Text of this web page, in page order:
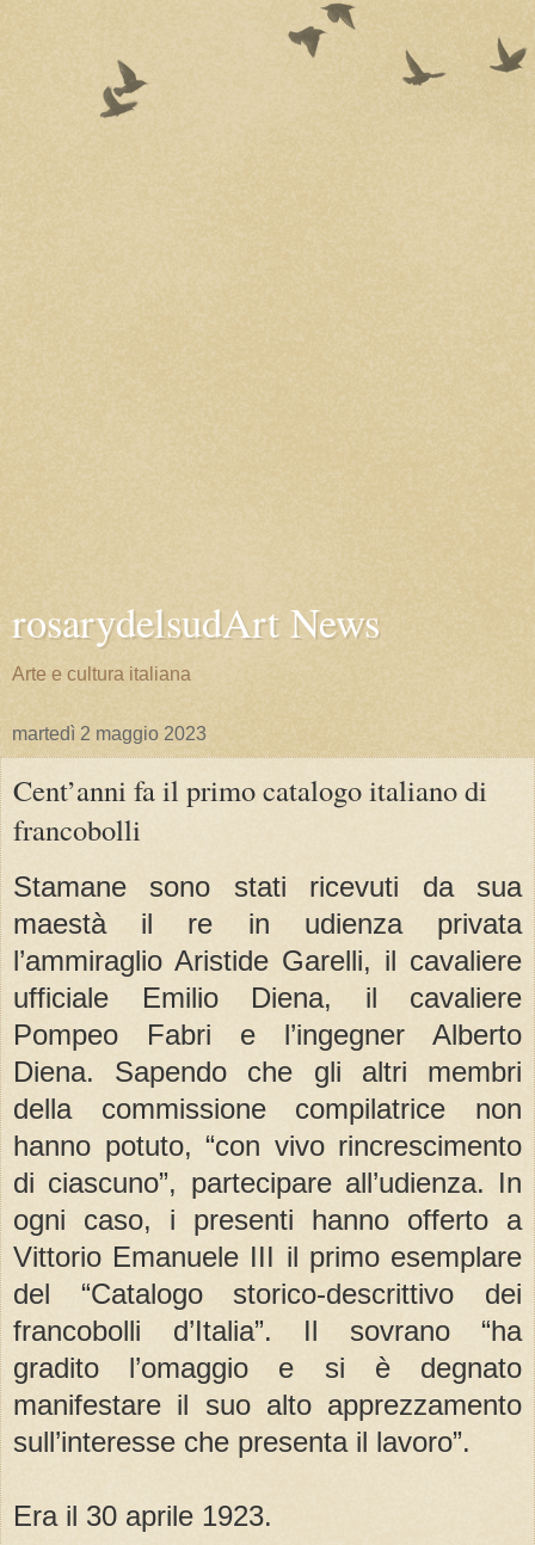
rosarydelsudArt News
Arte e cultura italiana
martedì 2 maggio 2023
Cent’anni fa il primo catalogo italiano di
francobolli
Stamane sono stati ricevuti da sua
maestà il re in udienza privata
l’ammiraglio Aristide Garelli, il cavaliere
ufficiale Emilio Diena, il cavaliere
Pompeo Fabri e l’ingegner Alberto
Diena. Sapendo che gli altri membri
della commissione compilatrice non
hanno potuto, “con vivo rincrescimento
di ciascuno”, partecipare all’udienza. In
ogni caso, i presenti hanno offerto a
Vittorio Emanuele III il primo esemplare
del “Catalogo storico-descrittivo dei
francobolli d’Italia”. Il sovrano “ha
gradito l’omaggio e si è degnato
manifestare il suo alto apprezzamento
sull’interesse che presenta il lavoro”.
Era il 30 aprile 1923.